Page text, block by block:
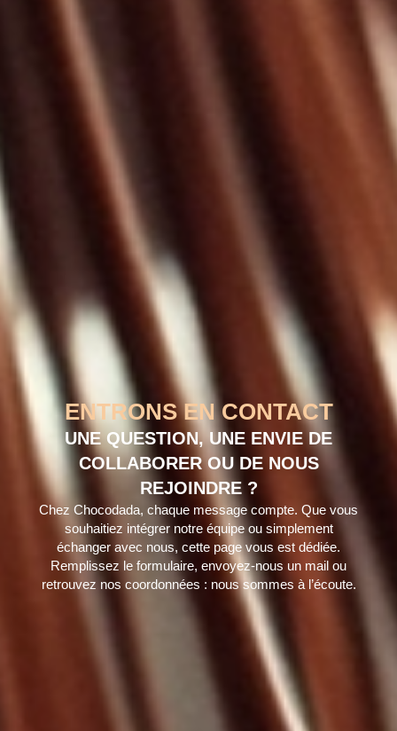
ENTRONS EN CONTACT
UNE QUESTION, UNE ENVIE DE
COLLABORER OU DE NOUS
REJOINDRE ?
Chez Chocodada, chaque message compte. Que vous
souhaitiez intégrer notre équipe ou simplement
échanger avec nous, cette page vous est dédiée.
Remplissez le formulaire, envoyez-nous un mail ou
retrouvez nos coordonnées : nous sommes à l’écoute.